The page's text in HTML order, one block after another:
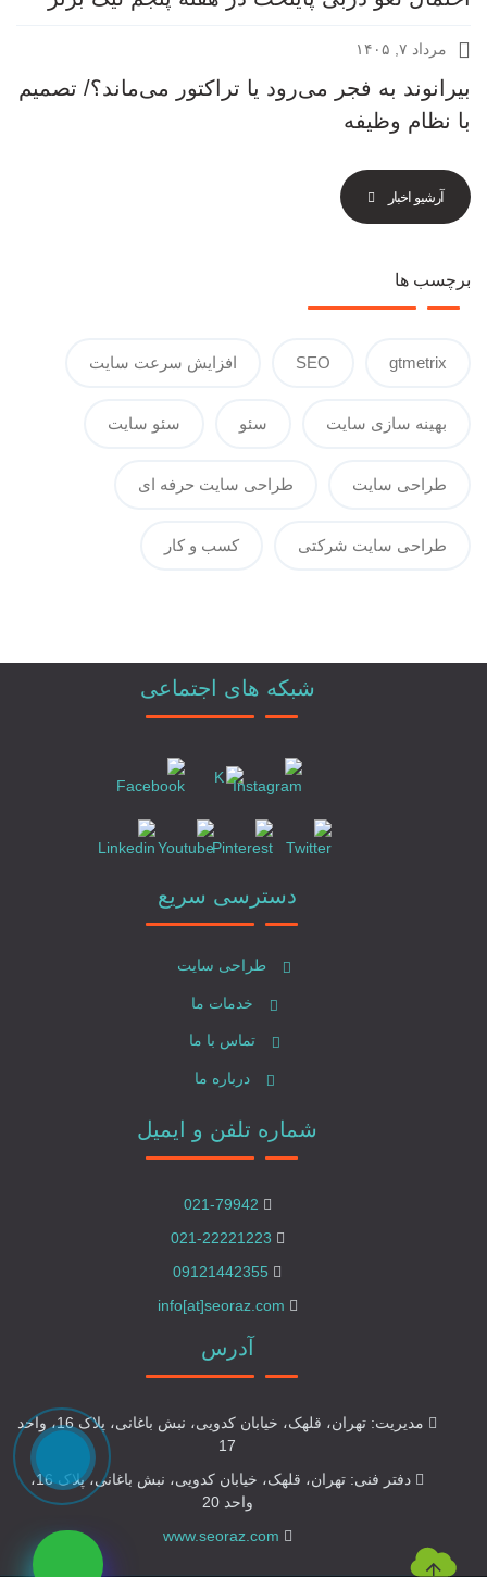
مرداد ۷, ۱۴۰۵
بیرانوند به فجر می‌رود یا تراکتور می‌ماند؟/ تصمیم
با نظام وظیفه
آرشیو اخبار
برچسب ها
gtmetrix
SEO افزایش سرعت سایت
بهینه سازی سایت سئو سئو سایت
طراحی سایت طراحی سایت حرفه ای
طراحی سایت شرکتی کسب و کار
شبکه های اجتماعی
دسترسی سریع
طراحی سایت
خدمات ما
تماس با ما
درباره ما
شماره تلفن و ایمیل
021-79942
021-22221223
09121442355
info[at]seoraz.com
آدرس
مدیریت: تهران، قلهک، خیابان کدویی، نبش باغانی، پلاک 16، واحد
17
دفتر فنی: تهران، قلهک، خیابان کدویی، نبش باغانی، پلاک 16،
واحد 20
www.seoraz.com